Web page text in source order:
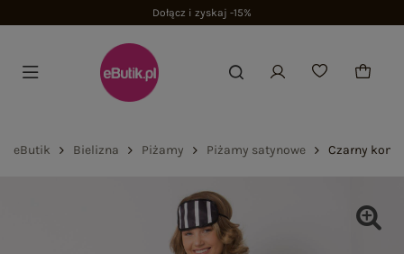
Dołącz i zyskaj -15%
eButik Bielizna Piżamy Piżamy satynowe Czarny